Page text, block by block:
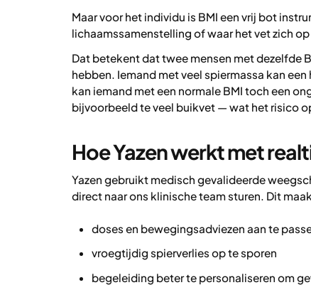
Maar voor het individu is BMI een vrij bot
lichaamssamenstelling of waar het vet zich
Dat betekent dat twee mensen met dezelfde
hebben. Iemand met veel spiermassa kan
kan iemand met een normale BMI toch een
bijvoorbeeld te veel buikvet — wat het risico
Hoe Yazen werkt met
Yazen gebruikt medisch gevalideerde
direct naar ons klinische team sturen. Dit
doses en bewegingsadviezen aan te
vroegtijdig spierverlies op te sporen
begeleiding beter te personaliseren om